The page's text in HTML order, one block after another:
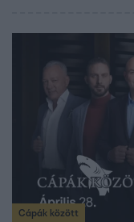
Cápák között